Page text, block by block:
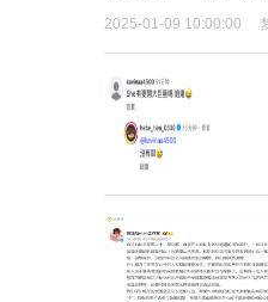
2025-01-09 10:00:00